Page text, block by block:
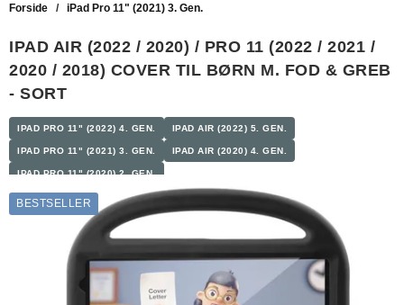
Forside / iPad Pro 11" (2021) 3. Gen.
IPAD AIR (2022 / 2020) / PRO 11 (2022 / 2021 /
2020 / 2018) COVER TIL BØRN M. FOD & GREB
- SORT
IPAD PRO 11" (2022) 4. GEN. IPAD AIR (2022) 5. GEN.
IPAD PRO 11" (2021) 3. GEN. IPAD AIR (2020) 4. GEN.
IPAD PRO 11" (2020) 2. GEN.
BESTSELLER